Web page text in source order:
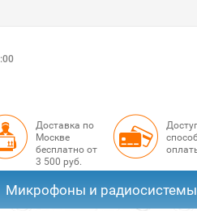
Доставка по
Москве
бесплатно от
3 500 руб.
Микрофоны и радиосистемы